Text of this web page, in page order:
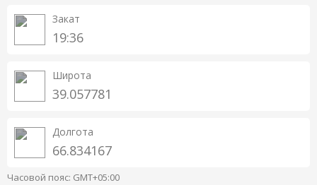
Закат
19:36
Широта
39.057781
Долгота
66.834167
Часовой пояс: GMT+05:00